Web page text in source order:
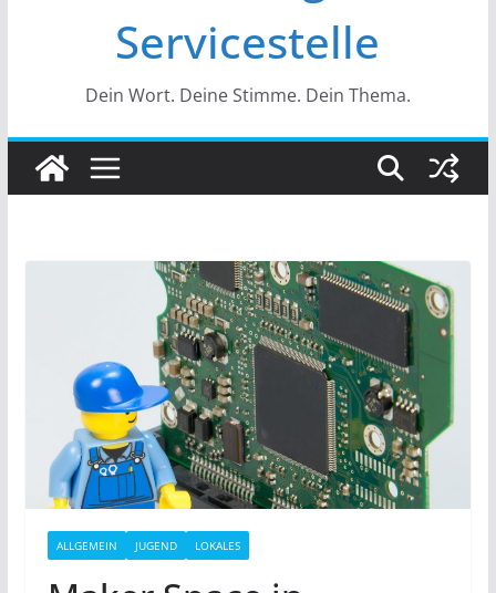
Servicestelle
Dein Wort. Deine Stimme. Dein Thema.
ALLGEMEIN JUGEND LOKALES